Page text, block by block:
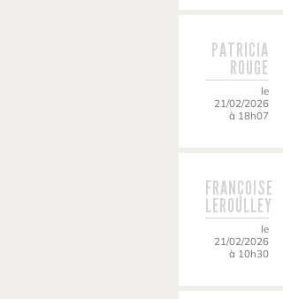
PATRICIA
ROUGE
le
21/02/2026
à 18h07
FRANÇOISE
LEROULLEY
le
21/02/2026
à 10h30